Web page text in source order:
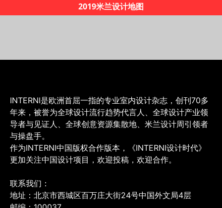
《INTERNI60年创新之路》
INTERNI是欧洲首屈一指的专业室内设计杂志，创刊70多
年来，被誉为全球设计流行趋势代言人、全球设计产业领
导者与见证人、全球创意资源集散地、米兰设计周引领者
与操盘手。
作为INTERNI中国版权合作版本，《INTERNI设计时代》
更加关注中国设计项目，欢迎投稿，欢迎合作。
联系我们：
地址：北京市西城区百万庄大街24号中国外文局4层